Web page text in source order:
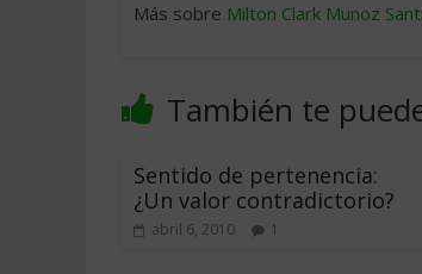
Más sobre Milton Clark Munoz
También te
Sentido de pertenencia:
¿Un valor contradictorio?
abril 6, 2010 1